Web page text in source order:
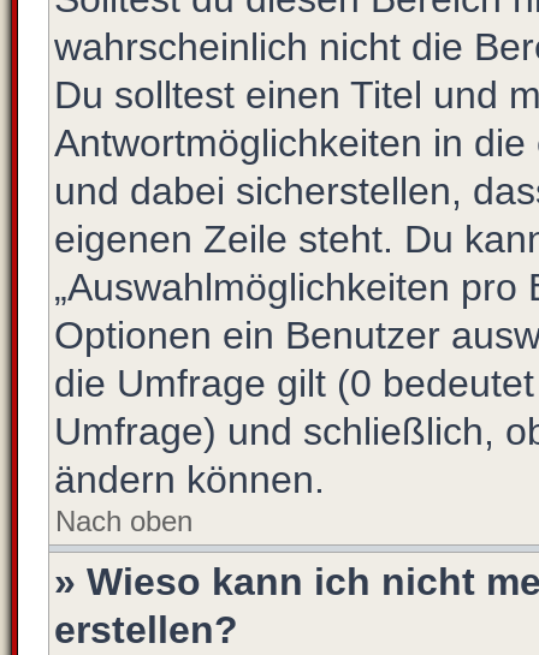
wahrscheinlich nicht die
Du solltest einen Titel und
Antwortmöglichkeiten in
und dabei sicherstellen,
eigenen Zeile steht. Du
„Auswahlmöglichkeiten pro
Optionen ein Benutzer
die Umfrage gilt (0
Umfrage) und schließlich,
ändern können.
Nach oben
» Wieso kann ich nicht
erstellen?